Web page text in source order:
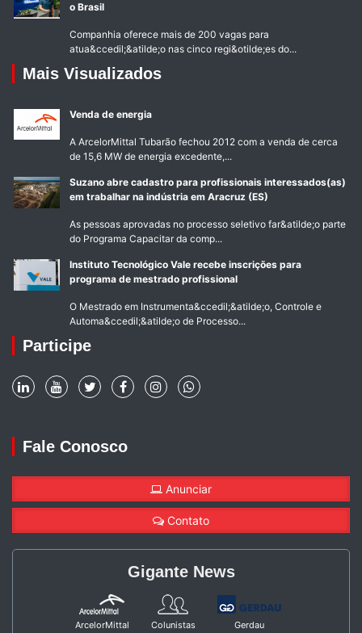
o Brasil
Companhia oferece mais de 200 vagas para
atua&ccedil;&atilde;o nas cinco regi&otilde;es do...
Mais Visualizados
Venda de energia
A ArcelorMittal Tubarão fechou 2012 com a venda de cerca
de 15,6 MW de energia excedente,...
Suzano abre cadastro para profissionais interessados(as)
em trabalhar na indústria em Aracruz (ES)
As pessoas aprovadas no processo seletivo far&atilde;o parte
do Programa Capacitar da comp...
Instituto Tecnológico Vale recebe inscrições para
programa de mestrado profissional
O Mestrado em Instrumenta&ccedil;&atilde;o, Controle e
Automa&ccedil;&atilde;o de Processo...
Participe
Fale Conosco
Anunciar
Contato
Gigante News
ArcelorMittal Colunistas Gerdau